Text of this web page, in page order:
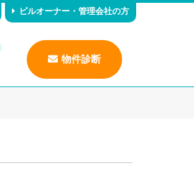
ビルオーナー・管理会社の方
物件診断